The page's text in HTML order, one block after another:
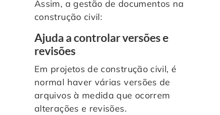
Assim, a gestão de documentos na
construção civil:
Ajuda a controlar versões e
revisões
Em projetos de construção civil, é
normal haver várias versões de
arquivos à medida que ocorrem
alterações e revisões.